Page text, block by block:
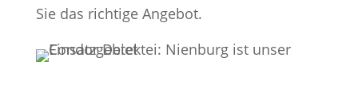
Sie das richtige Angebot.